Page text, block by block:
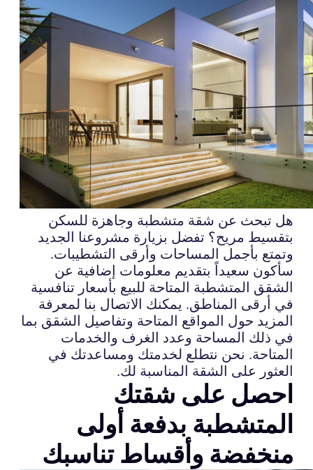
هل تبحث عن شقة متشطبة وجاهزة للسكن
بتقسيط مريح؟ تفضل بزيارة مشروعنا الجديد
وتمتع بأجمل المساحات وأرقى التشطيبات.
سأكون سعيداً بتقديم معلومات إضافية عن
الشقق المتشطبة المتاحة للبيع بأسعار تنافسية
في أرقى المناطق. يمكنك الاتصال بنا لمعرفة
المزيد حول المواقع المتاحة وتفاصيل الشقق بما
في ذلك المساحة وعدد الغرف والخدمات
المتاحة. نحن نتطلع لخدمتك ومساعدتك في
العثور على الشقة المناسبة لك.
احصل على شقتك
المتشطبة بدفعة أولى
منخفضة وأقساط تناسبك